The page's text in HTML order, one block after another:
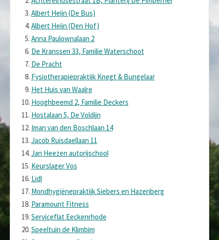
Albert Heijn (De Bus)
Albert Heijn (Den Hof)
Anna Paulownalaan 2
De Kranssen 33, Familie Waterschoot
De Pracht
Fysiotherapiepraktijk Knegt & Bungelaar
Het Huis van Waalre
Hooghbeemd 2, Familie Deckers
Hostalaan 5, De Voldijn
Iman van den Boschlaan 14
Jacob Ruisdaellaan 11
Jan Heezen autorijschool
Keurslager Vos
Lidl
Mondhygiënepraktijk Siebers en Hazenberg
Paramount Fitness
Serviceflat Eeckenrhode
Speeltuin de Klimbim